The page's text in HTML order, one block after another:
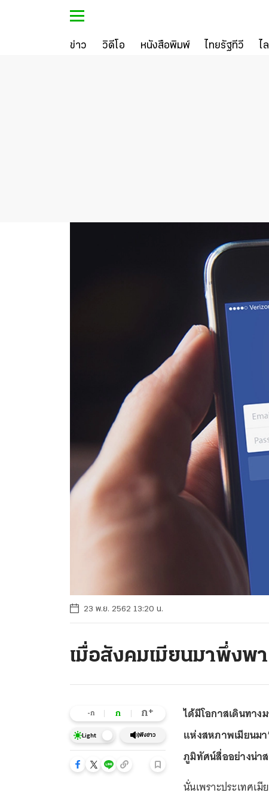
ข่าว วิดีโอ หนังสือพิมพ์ ไทยรัฐทีวี ไ
23 พ.ย. 2562 13:20 น.
เมื่อสังคมเมียนมาพึ่งพ
-ก ก ก+
Light ฟังข่าว
ได้มีโอกาสเดินทาง
แห่งสหภาพเมียนมา
ภูมิทัศน์สื่ออย่างน่า
นั่นเพราะประเทศเ